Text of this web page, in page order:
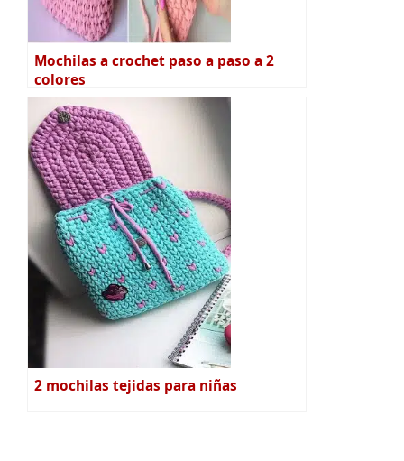
Mochilas a crochet paso a paso a 2
colores
2 mochilas tejidas para niñas